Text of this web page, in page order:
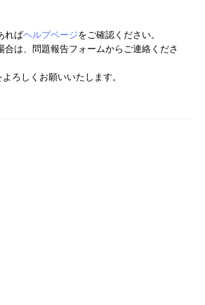
ればヘルプページをご確認ください。
合は、問題報告フォームからご連絡くださ
ろしくお願いいたします。